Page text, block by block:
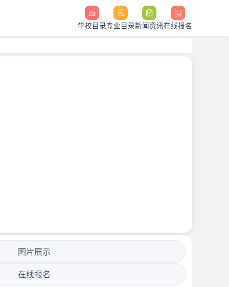
学校目录专业目录新闻资讯在线报名
图片展示
在线报名